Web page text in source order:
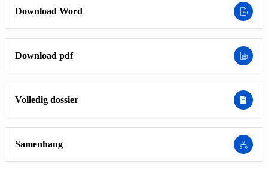
Download Word
Download pdf
Volledig dossier
Samenhang